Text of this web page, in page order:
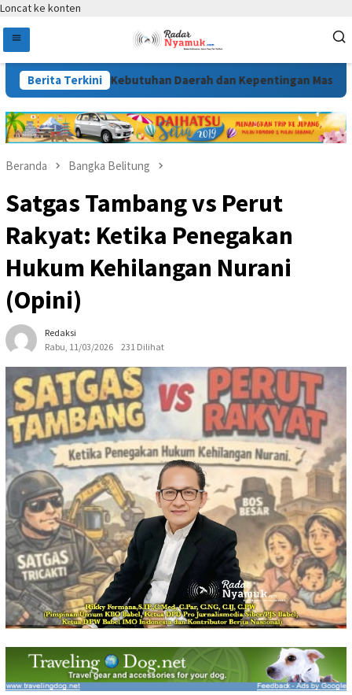
Loncat ke konten
Berita Terkini
Sesuai Kebutuhan Daerah dan Kepentingan Masyarakat
Beranda Bangka Belitung
Satgas Tambang vs Perut
Rakyat: Ketika Penegakan
Hukum Kehilangan Nurani
(Opini)
Redaksi
Rabu, 11/03/2026
231 Dilihat